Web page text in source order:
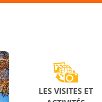
LES VISITES ET